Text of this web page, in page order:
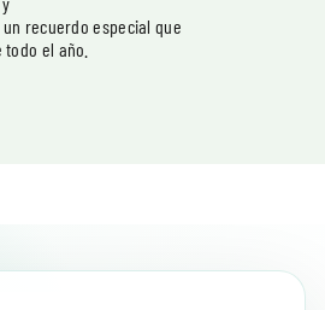
recuerdo especial que
el año.